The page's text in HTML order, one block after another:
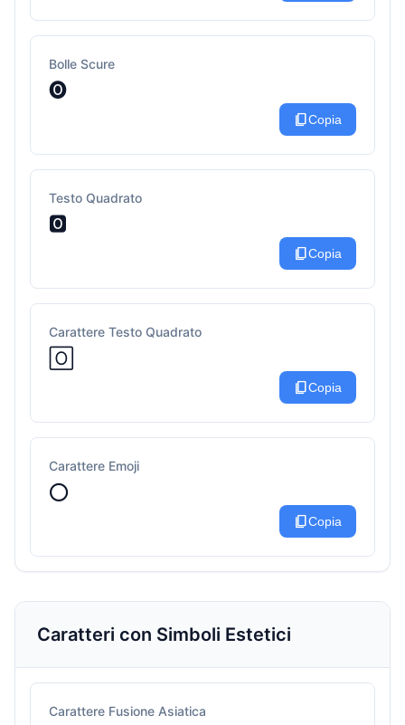
Bolle Scure
🅞
content_copyCopia
Testo Quadrato
🅾
content_copyCopia
Carattere Testo Quadrato
🄾
content_copyCopia
Carattere Emoji
⭕
content_copyCopia
Caratteri con Simboli Estetici
Carattere Fusione Asiatica